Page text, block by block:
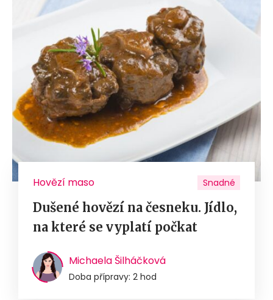
Hovězí maso Snadné
Dušené hovězí na česneku. Jídlo,
na které se vyplatí počkat
Michaela Šilháčková
Doba přípravy: 2 hod